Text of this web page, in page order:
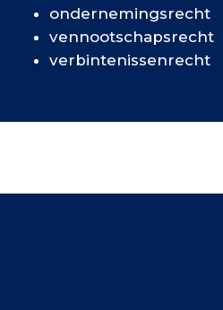
ondernemingsrecht
vennootschapsrecht
verbintenissenrecht